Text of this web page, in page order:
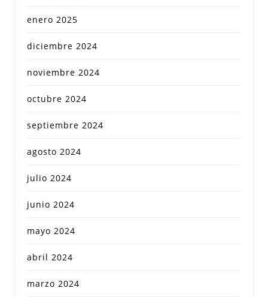
enero 2025
diciembre 2024
noviembre 2024
octubre 2024
septiembre 2024
agosto 2024
julio 2024
junio 2024
mayo 2024
abril 2024
marzo 2024